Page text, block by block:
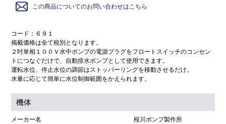
この商品についてのお問い合わせはこちら
コード：６９１
掲載価格は全て税別となります。
２吋単相１００Ｖ水中ポンプの電源プラグをフロートスイッチのコンセン
トにつなぐだけで、自動排水ポンプとして使用できます。
運転水位、停止水位の調節はストッパーリングを移動させるだけ。
水量に応じて簡単に水位制御範囲をかえられます。
機体
メーカー名 桜川ポンプ製作所